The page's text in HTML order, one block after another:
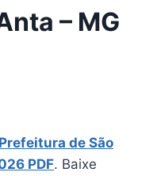
– MG
deSão
PDF. Baixe